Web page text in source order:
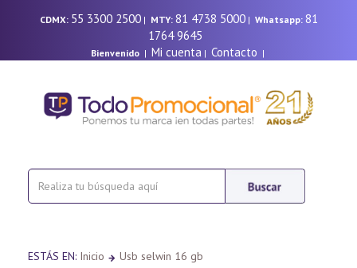
CDMX: 55 3300 2500| MTY: 81 4738 5000| Whatsapp: 81
1764 9645
Bienvenido| Mi cuenta | Contacto |
ESTÁS EN: Inicio Usb selwin 16 gb